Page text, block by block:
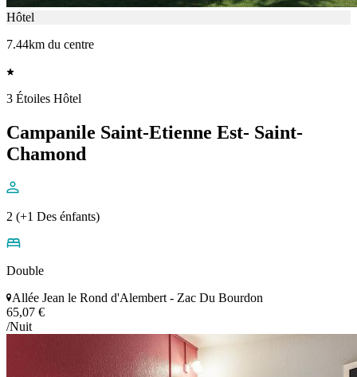
Hôtel
7.44km du centre
3 Étoiles Hôtel
Campanile Saint-Etienne Est- Saint-
Chamond
2 (+1 Des énfants)
Double
Allée Jean le Rond d'Alembert - Zac Du Bourdon
65,07 €
/Nuit